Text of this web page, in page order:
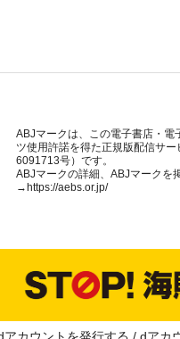
ABJマークは、この電子書店・
ツ使用許諾を得た正規版配信サ
6091713号）です。
ABJマークの詳細、ABJマークを
→ https://aebs.or.jp/